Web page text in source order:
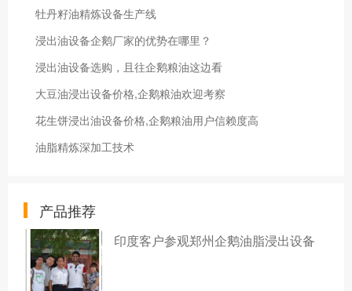
牡丹籽油精炼设备生产线
浸出油设备企鹅厂家的优势在哪里？
浸出油设备选购，且往企鹅粮油这边看
大豆油浸出设备价格,企鹅粮油欢迎考察
花生饼浸出油设备价格,企鹅粮油用户信赖度高
油脂精炼深加工技术
产品推荐
印度客户参观郑州企鹅油脂浸出设备